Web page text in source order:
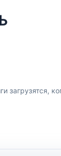
загрузятся,